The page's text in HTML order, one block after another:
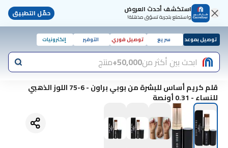
استكشف أحدث العروض
واستمتع بتجربة تسوّق مذهلة! حمّل التطبيق
توصيل بموعد سريع توصيل فوري التوفير إلكترونيات
ابحث بين أكثر من50,000+ منتج
قلم كريم أساس للبشرة من بوبي براون - 6-75 اللوز الذهبي
للنساء - 0.31 أونصة